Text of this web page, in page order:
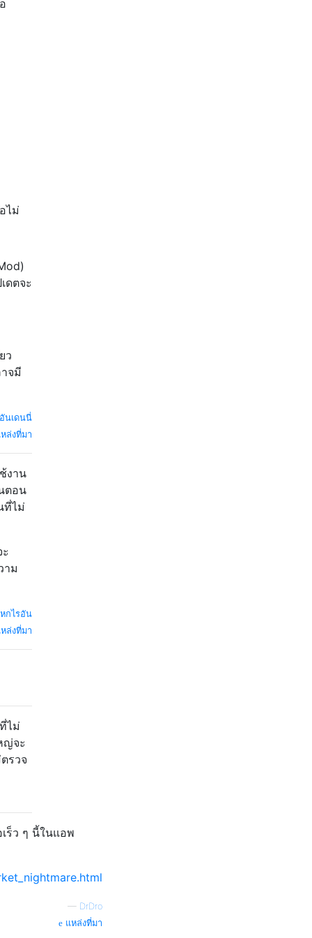
ไม่
ดตจะ
ว
จมี
นเดนนี่
ล่งที่มา
งาน
ตอน
ที่ไม่
าม
กไรอัน
ล่งที่มา
ไม่
ญ่จะ
รวจ
ร็ว ๆ นี้ในแอพ
— DrDro
แหล่งที่มา